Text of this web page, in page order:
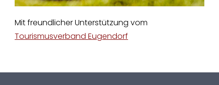
Mit freundlicher Unterstützung vom
Tourismusverband Eugendorf